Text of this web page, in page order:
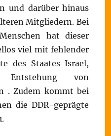
und darüber hinaus
Mitgliedern. Bei
hat dieser
viel mit fehlender
des Staates Israel,
von
. Zudem kommt bei
die DDR-geprägte